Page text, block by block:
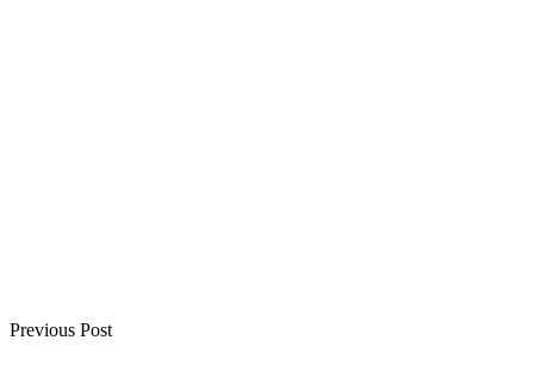
Previous Post